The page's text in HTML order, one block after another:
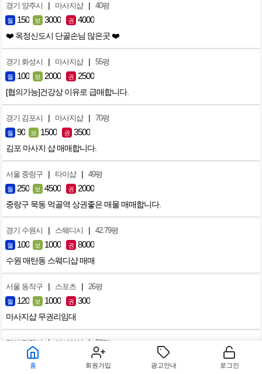
경기 양주시 | 마사지샵 | 40평
월 150 보 3000 권 4000
❤️ 옥정신도시 단골손님 많은곳 ❤️
경기 화성시 | 마사지샵 | 55평
월 100 보 2000 권 2500
[협의가능]건강상 이유로 급매합니다.
경기 김포시 | 마사지샵 | 70평
월 90 보 1500 권 3500
김포 마사지 샵 매매합니다.
서울 중랑구 | 타이샵 | 49평
월 250 보 4500 권 2000
중랑구 묵동 먹골역 상권좋은 매물 매매합니다.
경기 수원시 | 스웨디시 | 42.79평
월 100 보 1000 권 8000
수원 매탄동 스웨디샵 매매
서울 동작구 | 스포츠 | 26평
월 120 보 1000 권 300
마사지샵 무권리임대
경기 평택시 | 마사지샵 | 50평
155 보 3000
홈 회원가입 광고안내 로그인